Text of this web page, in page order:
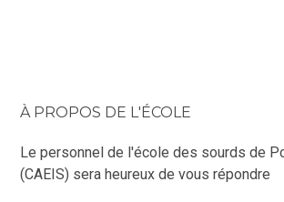
À PROPOS DE L'ÉCOLE
Le personnel de l'école des sourds de
(CAEIS) sera heureux de vous répondre